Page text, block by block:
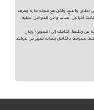
نطاق واسع، ولكن مع شركة قارة، يعرف
كانت أكياس أعلاف وادي للدواجن أصلية
في رحلتها الكاملة إلى السوق - وكان
بسوقنا بالكامل بمثابة تغيير في قواعد